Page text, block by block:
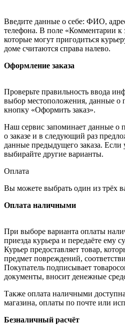
Введите данные о себе: ФИО,
телефона. В поле «Комментарии к
которые могут пригодиться
доме считаются справа налево.
Оформление заказа
Проверьте правильность ввода
выбор местоположения, данные о
кнопку «Оформить заказ».
Наш сервис запоминает данные о
о заказе и в следующий раз
данные предыдущего заказа. Если
выбирайте другие варианты.
Оплата
Вы можете выбрать один из трёх
Оплата наличными
При выборе варианта оплаты
приезда курьера и передаёте ему
Курьер предоставляет товар,
предмет повреждений,
Покупатель подписывает
документы, вносит денежные
Также оплата наличными
магазина, оплаты по почте или
Безналичный расчёт